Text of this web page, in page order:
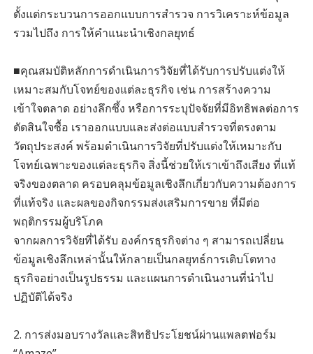
ตั้งแต่กระบวนการออกแบบการสำรวจ การวิเคราะห์ข้อมูล
รวมไปถึง การให้คำแนะนำเชิงกลยุทธ์
■คุณสมบัติหลักการดำเนินการวิจัยที่ได้รับการปรับแต่งให้
เหมาะสมกับโจทย์ของแต่ละธุรกิจ เช่น การสร้างความ
เข้าใจตลาด อย่างลึกซึ้ง หรือการระบุปัจจัยที่มีอิทธิพลต่อการ
ตัดสินใจซื้อ เราออกแบบและส่งต่อแบบสำรวจที่ตรงตาม
วัตถุประสงค์ พร้อมดำเนินการวิจัยที่ปรับแต่งให้เหมาะกับ
โจทย์เฉพาะของแต่ละธุรกิจ สิ่งนี้ช่วยให้เราเข้าถึงเสียง ที่แท้
จริงของตลาด ครอบคลุมข้อมูลเชิงลึกเกี่ยวกับความต้องการ
ที่แท้จริง และผลของกิจกรรมส่งเสริมการขาย ที่มีต่อ
พฤติกรรมผู้บริโภค
จากผลการวิจัยที่ได้รับ องค์กรธุรกิจต่าง ๆ สามารถเปลี่ยน
ข้อมูลเชิงลึกเหล่านั้นให้กลายเป็นกลยุทธ์การเติบโตทาง
ธุรกิจอย่างเป็นรูปธรรม และแผนการดำเนินงานที่นำไป
ปฏิบัติได้จริง
2. การส่งมอบรางวัลและสิทธิประโยชน์ผ่านแพลตฟอร์ม